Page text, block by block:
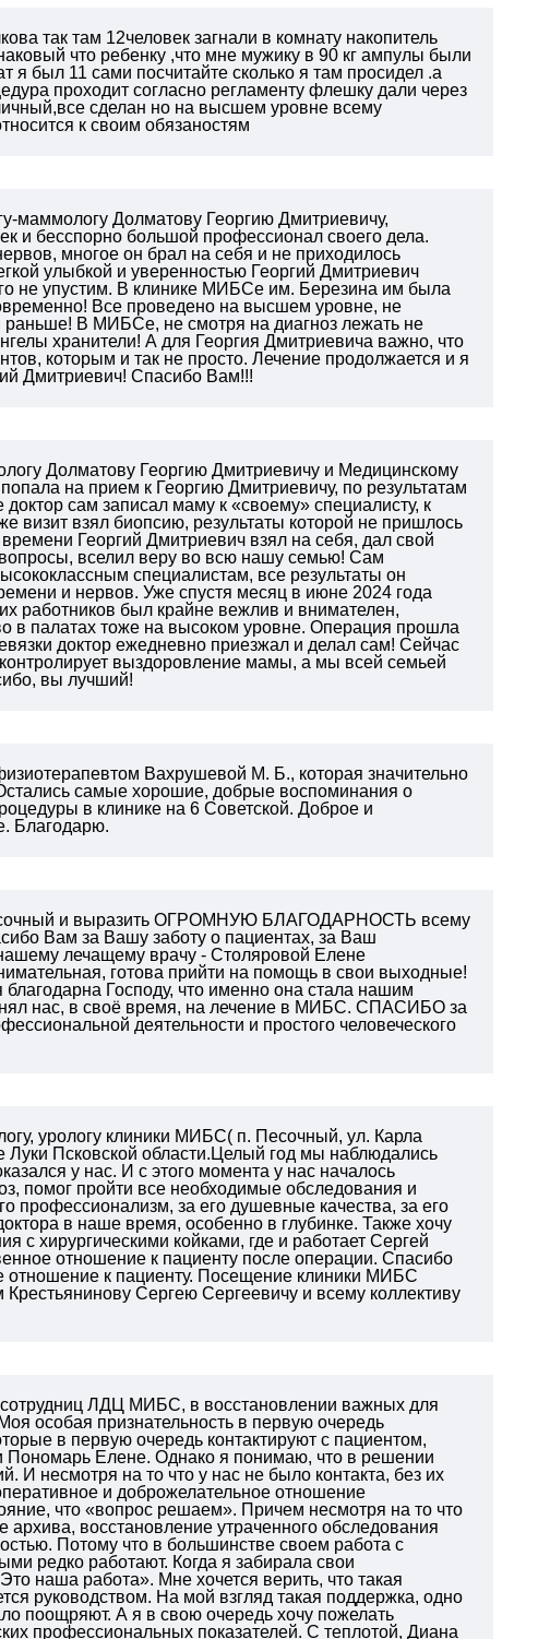
так там 12человек загнали в комнату накопитель
что ребенку ,что мне мужику в 90 кг ампулы были
я был 11 сами посчитайте сколько я там просидел .а
проходит согласно регламенту флешку дали через
сделан но на высшем уровне всему
к своим обязаностям
маммологу Долматову Георгию Дмитриевичу,
и бесспорно большой профессионал своего дела.
многое он брал на себя и не приходилось
улыбкой и уверенностью Георгий Дмитриевич
не упустим. В клинике МИБСе им. Березина им была
Все проведено на высшем уровне, не
раньше! В МИБСе, не смотря на диагноз лежать не
хранители! А для Георгия Дмитриевича важно, что
которым и так не просто. Лечение продолжается и я
Дмитриевич! Спасибо Вам!!!
Долматову Георгию Дмитриевичу и Медицинскому
на прием к Георгию Дмитриевичу, по результатам
сам записал маму к «своему» специалисту, к
взял биопсию, результаты которой не пришлось
Георгий Дмитриевич взял на себя, дал свой
вселил веру во всю нашу семью! Сам
специалистам, все результаты он
и нервов. Уже спустя месяц в июне 2024 года
работников был крайне вежлив и внимателен,
в палатах тоже на высоком уровне. Операция прошла
доктор ежедневно приезжал и делал сам! Сейчас
выздоровление мамы, а мы всей семьей
вы лучший!
Вахрушевой М. Б., которая значительно
самые хорошие, добрые воспоминания о
в клинике на 6 Советской. Доброе и
Благодарю.
и выразить ОГРОМНУЮ БЛАГОДАРНОСТЬ всему
Вам за Вашу заботу о пациентах, за Ваш
лечащему врачу - Столяровой Елене
готова прийти на помощь в свои выходные!
благодарна Господу, что именно она стала нашим
нас, в своё время, на лечение в МИБС. СПАСИБО за
деятельности и простого человеческого
урологу клиники МИБС( п. Песочный, ул. Карла
Псковской области.Целый год мы наблюдались
у нас. И с этого момента у нас началось
помог пройти все необходимые обследования и
профессионализм, за его душевные качества, за его
в наше время, особенно в глубинке. Также хочу
с хирургическими койками, где и работает Сергей
отношение к пациенту после операции. Спасибо
отношение к пациенту. Посещение клиники МИБС
Сергею Сергеевичу и всему коллективу
сотрудниц ЛДЦ МИБС, в восстановлении важных для
особая признательность в первую очередь
в первую очередь контактируют с пациентом,
Пономарь Елене. Однако я понимаю, что в решении
И несмотря на то что у нас не было контакта, без их
и доброжелательное отношение
что «вопрос решаем». Причем несмотря на то что
восстановление утраченного обследования
Потому что в большинстве своем работа с
редко работают. Когда я забирала свои
наша работа». Мне хочется верить, что такая
руководством. На мой взгляд такая поддержка, одно
поощряют. А я в свою очередь хочу пожелать
профессиональных показателей. С теплотой, Диана